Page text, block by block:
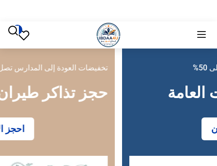
تخفيضات العودة إلى المدارس تصل إلى 50%
حجز تذاكر طيران